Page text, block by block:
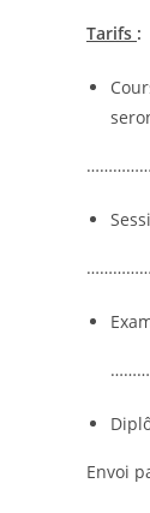
Tarifs :
Envoi